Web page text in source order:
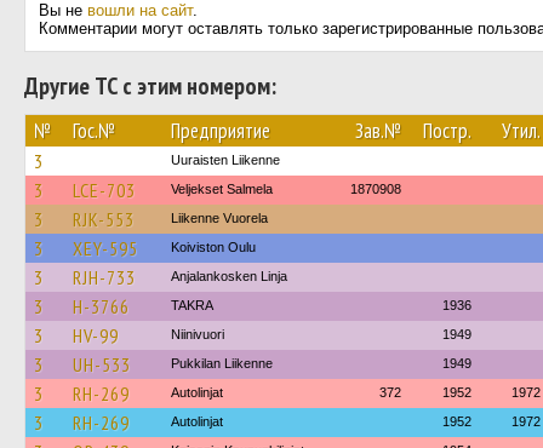
Вы не вошли на сайт.
Комментарии могут оставлять только зарегистрированные
Другие ТС с этим номером:
№ Гос.№ Предприятие Зав.№ Постр. Утил.
3 Uuraisten Liikenne
3 LCE-703 Veljekset Salmela 1870908
3 RJK-553 Liikenne Vuorela
3 XEY-595 Koiviston Oulu
3 RJH-733 Anjalankosken Linja
3 H-3766 TAKRA 1936
3 HV-99 Niinivuori 1949
3 UH-533 Pukkilan Liikenne 1949
3 RH-269 Autolinjat 372 1952 1972
3 RH-269 Autolinjat 1952 1972